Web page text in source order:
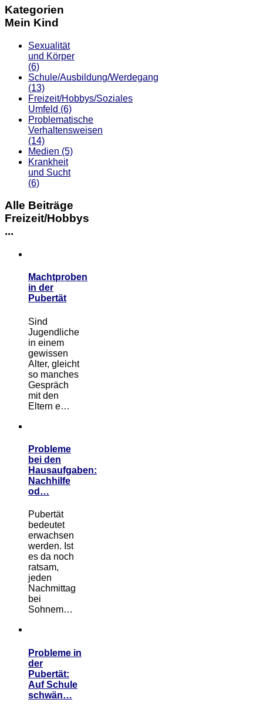
Kategorien
Mein Kind
Sexualität
und Körper
(6)
Schule/Ausbildung/Werdegang
(13)
Freizeit/Hobbys/Soziales
Umfeld (6)
Problematische
Verhaltensweisen
(14)
Medien (5)
Krankheit
und Sucht
(6)
Alle Beiträge
Freizeit/Hobbys
...
Machtproben
in der
Pubertät
Sind
Jugendliche
in einem
gewissen
Alter, gleicht
so manches
Gespräch
mit den
Eltern e…
Probleme
bei den
Hausaufgaben:
Nachhilfe
od…
Pubertät
bedeutet
erwachsen
werden. Ist
es da noch
ratsam,
jeden
Nachmittag
bei
Sohnem…
Probleme in
der
Pubertät:
Auf Schule
schwän…